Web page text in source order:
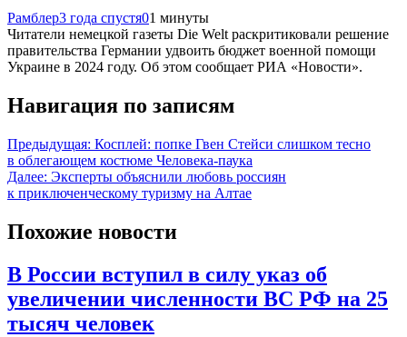
Рамблер3 года спустя01 минуты
Читатели немецкой газеты Die Welt раскритиковали решение
правительства Германии удвоить бюджет военной помощи
Украине в 2024 году. Об этом сообщает РИА «Новости».
Навигация по записям
Предыдущая: Косплей: попке Гвен Стейси слишком тесно
в облегающем костюме Человека-паука
Далее: Эксперты объяснили любовь россиян
к приключенческому туризму на Алтае
Похожие новости
В России вступил в силу указ об
увеличении численности ВС РФ на 25
тысяч человек